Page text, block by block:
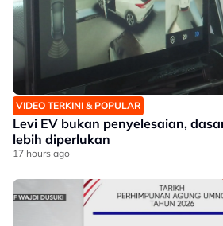
VIDEO TERKINI & POPULAR
Levi EV bukan penyelesaian,
lebih diperlukan
17 hours ago